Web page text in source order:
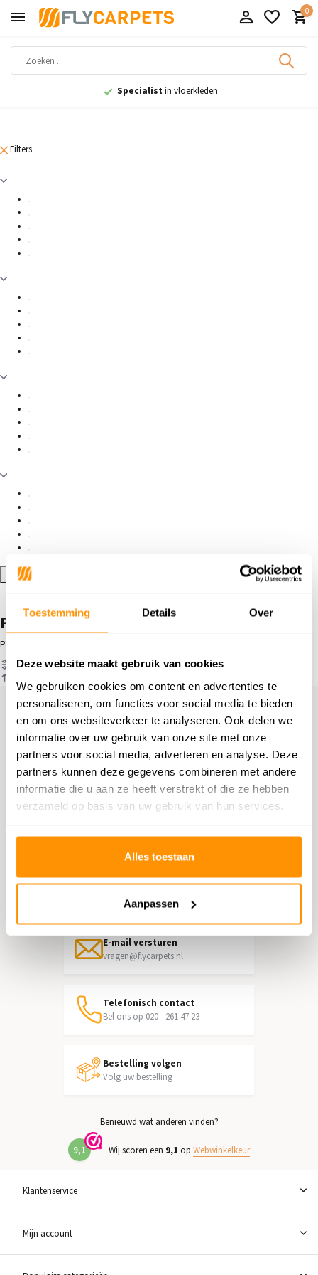
Toestemming Details Over
Deze website maakt gebruik van cookies
We gebruiken cookies om content en advertenties te
personaliseren, om functies voor social media te bieden
en om ons websiteverkeer te analyseren. Ook delen we
informatie over uw gebruik van onze site met onze
partners voor social media, adverteren en analyse. Deze
partners kunnen deze gegevens combineren met andere
informatie die u aan ze heeft verstrekt of die ze hebben
verzameld op basis van uw gebruik van hun services.
Alles toestaan
Aanpassen
0
Specialistin vloerkleden
Filters
Filter toepassen
Producten getagd met Silas
Producten
Filter
Hulp nodig?
Neem contact op met onze
klantenservice
Informatie over het terugsturen
Chat direct
E-mail versturen
vragen@flycarpets.nl
Telefonisch contact
Bel ons op 020 - 261 47 23
Bestelling volgen
Volg uw bestelling
Benieuwd wat anderen vinden?
9,1 Wij scoren een 9,1 op Webwinkelkeur
Klantenservice
Mijn account